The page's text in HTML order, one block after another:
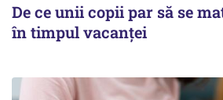
De ce unii copii par să se
în timpul vacanței